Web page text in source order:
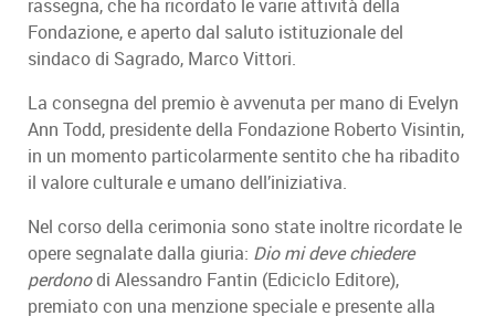
rassegna, che ha ricordato le varie attività della
Fondazione, e aperto dal saluto istituzionale del
sindaco di Sagrado, Marco Vittori.
La consegna del premio è avvenuta per mano di Evelyn
Ann Todd, presidente della Fondazione Roberto Visintin,
in un momento particolarmente sentito che ha ribadito
il valore culturale e umano dell’iniziativa.
Nel corso della cerimonia sono state inoltre ricordate le
opere segnalate dalla giuria: Dio mi deve chiedere
perdonodi Alessandro Fantin (Ediciclo Editore),
premiato con una menzione speciale e presente alla